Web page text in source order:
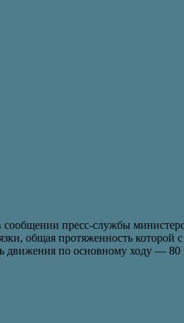
пресс-службы
общая протяженность которой
движения по основному ходу —